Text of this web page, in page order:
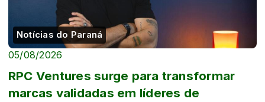
Notícias do Paraná
05/08/2026
RPC Ventures surge para transformar
marcas validadas em líderes de